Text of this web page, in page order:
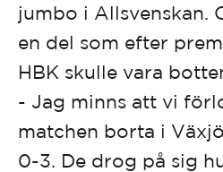
jumbo i Allsvenskan.
en del som efter
HBK skulle vara
- Jag minns att vi
matchen borta i
0-3. De drog på sig